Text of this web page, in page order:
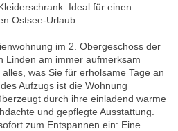
Ideal für einen
Ostsee-Urlaub.
im 2. Obergeschoss der
Linden am immer aufmerksam
was Sie für erholsame Tage an
Aufzugs ist die Wohnung
durch ihre einladend warme
und gepflegte Ausstattung.
zum Entspannen ein: Eine